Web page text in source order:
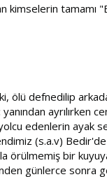
kimselerin tamamı
ölü defnedilip
yanından ayrılırken
edenlerin ayak
(s.a.v)
örülmemiş bir kuyuya
günlerce sonra